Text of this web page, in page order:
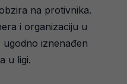
na protivnika.
i organizaciju u
ugodno iznenađen
u ligi.